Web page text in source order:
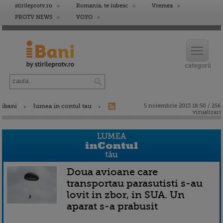
stirileprotv.ro Romania, te iubesc
Vremea
PROTV NEWS
VOYO
ibani lumea in contul tau
5 noiembrie 2013 18:50 / 256
vizualizari
Doua avioane care
transportau parasutisti s-au
lovit in zbor, in SUA. Un
aparat s-a prabusit